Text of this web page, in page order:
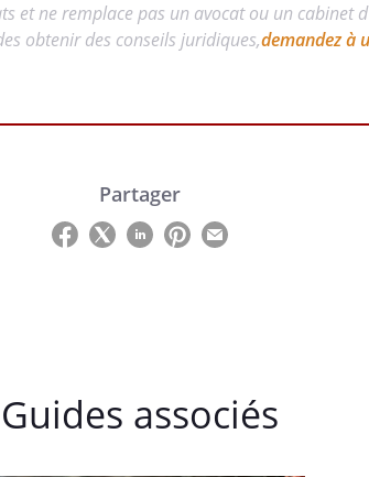
et ne remplace pas un avocat ou un cabinet
obtenir des conseils juridiques,demandez à
Partager
Guides associés